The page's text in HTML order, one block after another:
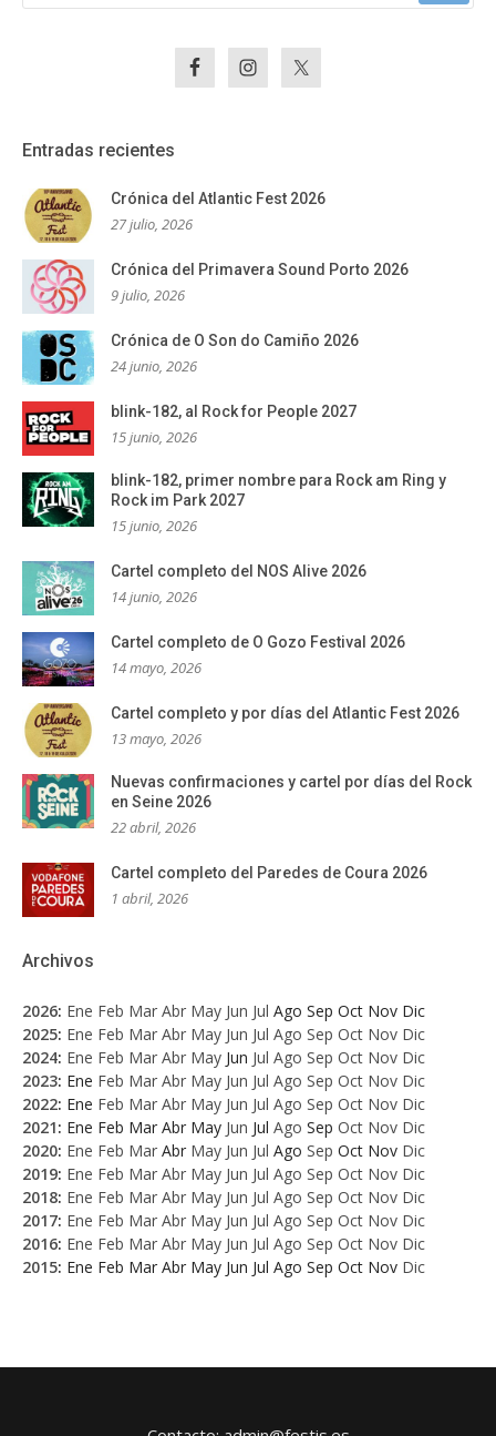
Entradas recientes
Crónica del Atlantic Fest 2026
27 julio, 2026
Crónica del Primavera Sound Porto 2026
9 julio, 2026
Crónica de O Son do Camiño 2026
24 junio, 2026
blink-182, al Rock for People 2027
15 junio, 2026
blink-182, primer nombre para Rock am Ring y
Rock im Park 2027
15 junio, 2026
Cartel completo del NOS Alive 2026
14 junio, 2026
Cartel completo de O Gozo Festival 2026
14 mayo, 2026
Cartel completo y por días del Atlantic Fest 2026
13 mayo, 2026
Nuevas confirmaciones y cartel por días del Rock
en Seine 2026
22 abril, 2026
Cartel completo del Paredes de Coura 2026
1 abril, 2026
Archivos
2026: Ene Feb Mar Abr May Jun Jul Ago Sep Oct Nov Dic
2025: Ene Feb Mar Abr May Jun Jul Ago Sep Oct Nov Dic
2024: Ene Feb Mar Abr May Jun Jul Ago Sep Oct Nov Dic
2023: Ene Feb Mar Abr May Jun Jul Ago Sep Oct Nov Dic
2022: Ene Feb Mar Abr May Jun Jul Ago Sep Oct Nov Dic
2021: Ene Feb Mar Abr May Jun Jul Ago Sep Oct Nov Dic
2020: Ene Feb Mar Abr May Jun Jul Ago Sep Oct Nov Dic
2019: Ene Feb Mar Abr May Jun Jul Ago Sep Oct Nov Dic
2018: Ene Feb Mar Abr May Jun Jul Ago Sep Oct Nov Dic
2017: Ene Feb Mar Abr May Jun Jul Ago Sep Oct Nov Dic
2016: Ene Feb Mar Abr May Jun Jul Ago Sep Oct Nov Dic
2015: Ene Feb Mar Abr May Jun Jul Ago Sep Oct Nov Dic